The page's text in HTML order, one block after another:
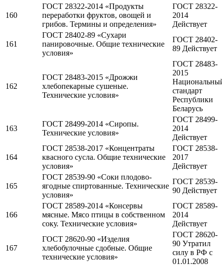
160
ГОСТ 28322-2014 «Продукты
переработки фруктов, овощей и
грибов. Термины и определения»
ГОСТ 28322-
2014
Действует
161
ГОСТ 28402-89 «Сухари
панировочные. Общие технические
условия»
ГОСТ 28402-
89 Действует
162
ГОСТ 28483-2015 «Дрожжи
хлебопекарные сушеные.
Технические условия»
ГОСТ 28483-
2015
стандарт
Республики
Беларусь
163
ГОСТ 28499-2014 «Сиропы.
Технические условия»
ГОСТ 28499-
2014
Действует
164
ГОСТ 28538-2017 «Концентраты
квасного сусла. Общие технические
условия»
ГОСТ 28538-
2017
Действует
165
ГОСТ 28539-90 «Соки плодово-
ягодные спиртованные. Технические
условия»
ГОСТ 28539-
90 Действует
166
ГОСТ 28589-2014 «Консервы
мясные. Мясо птицы в собственном
соку. Технические условия»
ГОСТ 28589-
2014
Действует
167
ГОСТ 28620-90 «Изделия
хлебобулочные сдобные. Общие
технические условия»
ГОСТ 28620-
90 Утратил
силу в РФ c
01.01.2008